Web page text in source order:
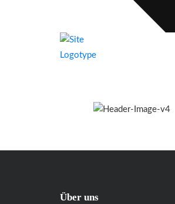
Über uns